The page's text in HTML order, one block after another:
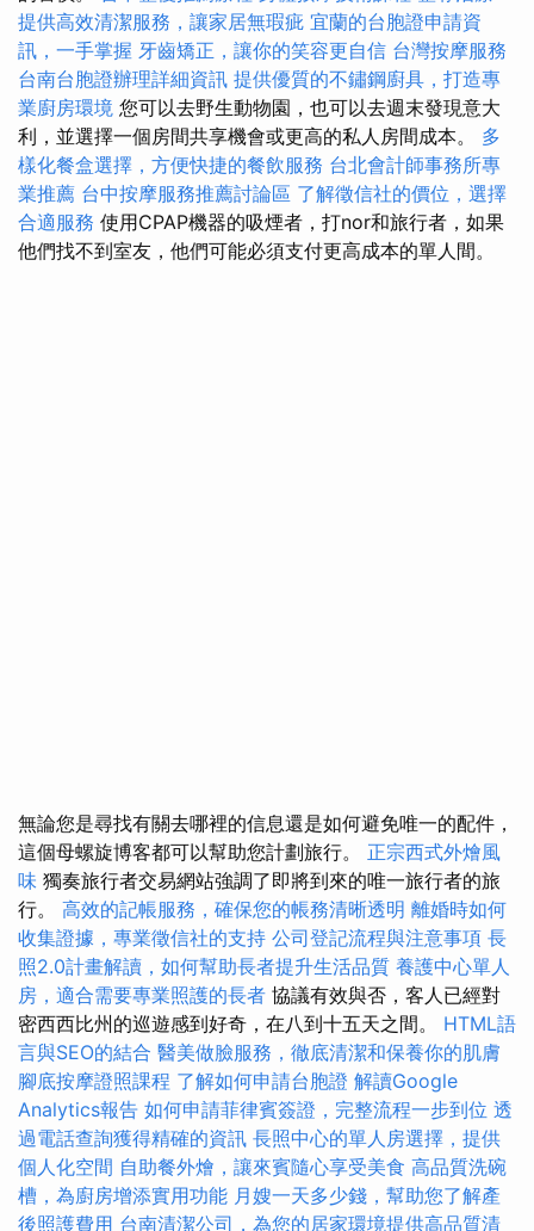
提供高效清潔服務，讓家居無瑕疵 宜蘭的台胞證申請資
訊，一手掌握 牙齒矯正，讓你的笑容更自信 台灣按摩服務
台南台胞證辦理詳細資訊 提供優質的不鏽鋼廚具，打造專
業廚房環境 您可以去野生動物園，也可以去週末發現意大
利，並選擇一個房間共享機會或更高的私人房間成本。 多
樣化餐盒選擇，方便快捷的餐飲服務 台北會計師事務所專
業推薦 台中按摩服務推薦討論區 了解徵信社的價位，選擇
合適服務 使用CPAP機器的吸煙者，打nor和旅行者，如果
他們找不到室友，他們可能必須支付更高成本的單人間。
無論您是尋找有關去哪裡的信息還是如何避免唯一的配件，
這個母螺旋博客都可以幫助您計劃旅行。 正宗西式外燴風
味 獨奏旅行者交易網站強調了即將到來的唯一旅行者的旅
行。 高效的記帳服務，確保您的帳務清晰透明 離婚時如何
收集證據，專業徵信社的支持 公司登記流程與注意事項 長
照2.0計畫解讀，如何幫助長者提升生活品質 養護中心單人
房，適合需要專業照護的長者 協議有效與否，客人已經對
密西西比州的巡遊感到好奇，在八到十五天之間。 HTML語
言與SEO的結合 醫美做臉服務，徹底清潔和保養你的肌膚
腳底按摩證照課程 了解如何申請台胞證 解讀Google
Analytics報告 如何申請菲律賓簽證，完整流程一步到位 透
過電話查詢獲得精確的資訊 長照中心的單人房選擇，提供
個人化空間 自助餐外燴，讓來賓隨心享受美食 高品質洗碗
槽，為廚房增添實用功能 月嫂一天多少錢，幫助您了解產
後照護費用 台南清潔公司，為您的居家環境提供高品質清